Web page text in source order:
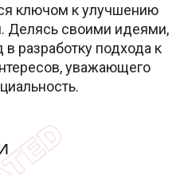
ключом к улучшению
Делясь своими идеями,
разработку подхода к
уважающего